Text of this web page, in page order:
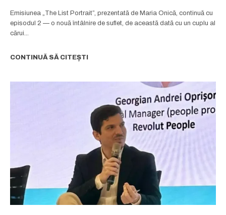
Emisiunea „The List Portrait”, prezentată de Maria Onică, continuă cu
episodul 2 — o nouă întâlnire de suflet, de această dată cu un cuplu al
cărui...
CONTINUĂ SĂ CITEȘTI